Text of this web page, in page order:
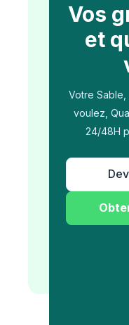
Vos
et
Votre Sable,
voulez,
24/48H